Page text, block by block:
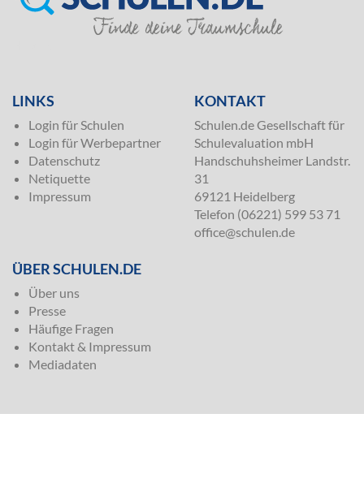
LINKS
Login für Schulen
Login für Werbepartner
Datenschutz
Netiquette
Impressum
KONTAKT
Schulen.de Gesellschaft für
Schulevaluation mbH
Handschuhsheimer Landstr.
31
69121 Heidelberg
Telefon (06221) 599 53 71
office@schulen.de
ÜBER SCHULEN.DE
Über uns
Presse
Häufige Fragen
Kontakt & Impressum
Mediadaten